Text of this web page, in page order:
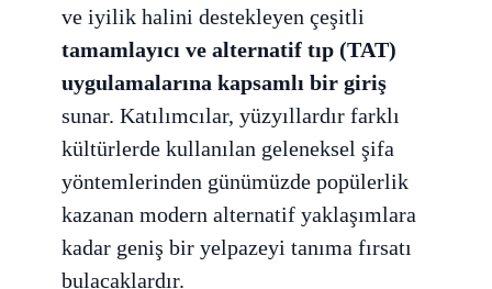
ve iyilik halini destekleyen çeşitli
tamamlayıcı ve alternatif tıp (TAT)
uygulamalarına kapsamlı bir giriş
sunar. Katılımcılar, yüzyıllardır farklı
kültürlerde kullanılan geleneksel şifa
yöntemlerinden günümüzde popülerlik
kazanan modern alternatif yaklaşımlara
kadar geniş bir yelpazeyi tanıma fırsatı
bulacaklardır.